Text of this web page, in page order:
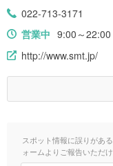
022-713-3171
営業中 9:00～22:00
http://www.smt.jp/
スポット情報に誤りがあ
ォームよりご報告いただ